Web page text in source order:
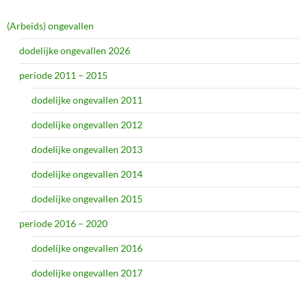
(Arbeids) ongevallen
dodelijke ongevallen 2026
periode 2011 – 2015
dodelijke ongevallen 2011
dodelijke ongevallen 2012
dodelijke ongevallen 2013
dodelijke ongevallen 2014
dodelijke ongevallen 2015
periode 2016 – 2020
dodelijke ongevallen 2016
dodelijke ongevallen 2017